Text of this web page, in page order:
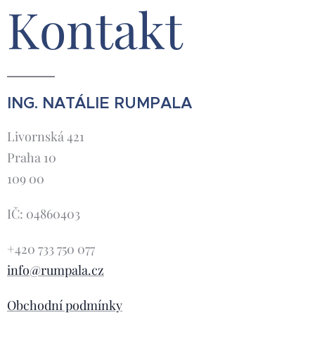
než vůbec vědí
proč. A právě tady
vzniká problém,
než algoritmus,
Kontakt
ING. NATÁLIE RUMPALA
Livornská 421
Praha 10
109 00
IČ: 04860403
+420 733 750 077
info@rumpala.cz
Obchodní podmínky